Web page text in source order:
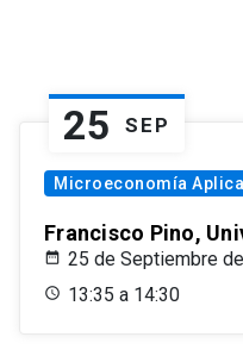
25 SEP
Microeconomía
Francisco Pino,
25 de Septiembre
13:35 a 14:30